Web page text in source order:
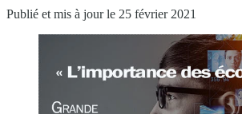
Publié et mis à jour le 25 février 2021